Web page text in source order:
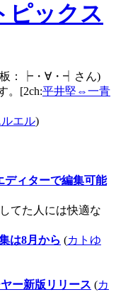
ピックス
：┝・∀・┥さん)
。[2ch:平井堅⇔一青
エル)
ディターで編集可能
てた人には快適な
は8月から (カトゆ
ー新版リリース (カ